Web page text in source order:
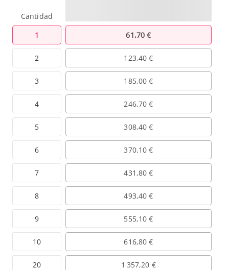
Cantidad
1
2
3
4
5
6
7
8
9
10
20
61,70 €
123,40 €
185,00 €
246,70 €
308,40 €
370,10 €
431,80 €
493,40 €
555,10 €
616,80 €
1 357,20 €